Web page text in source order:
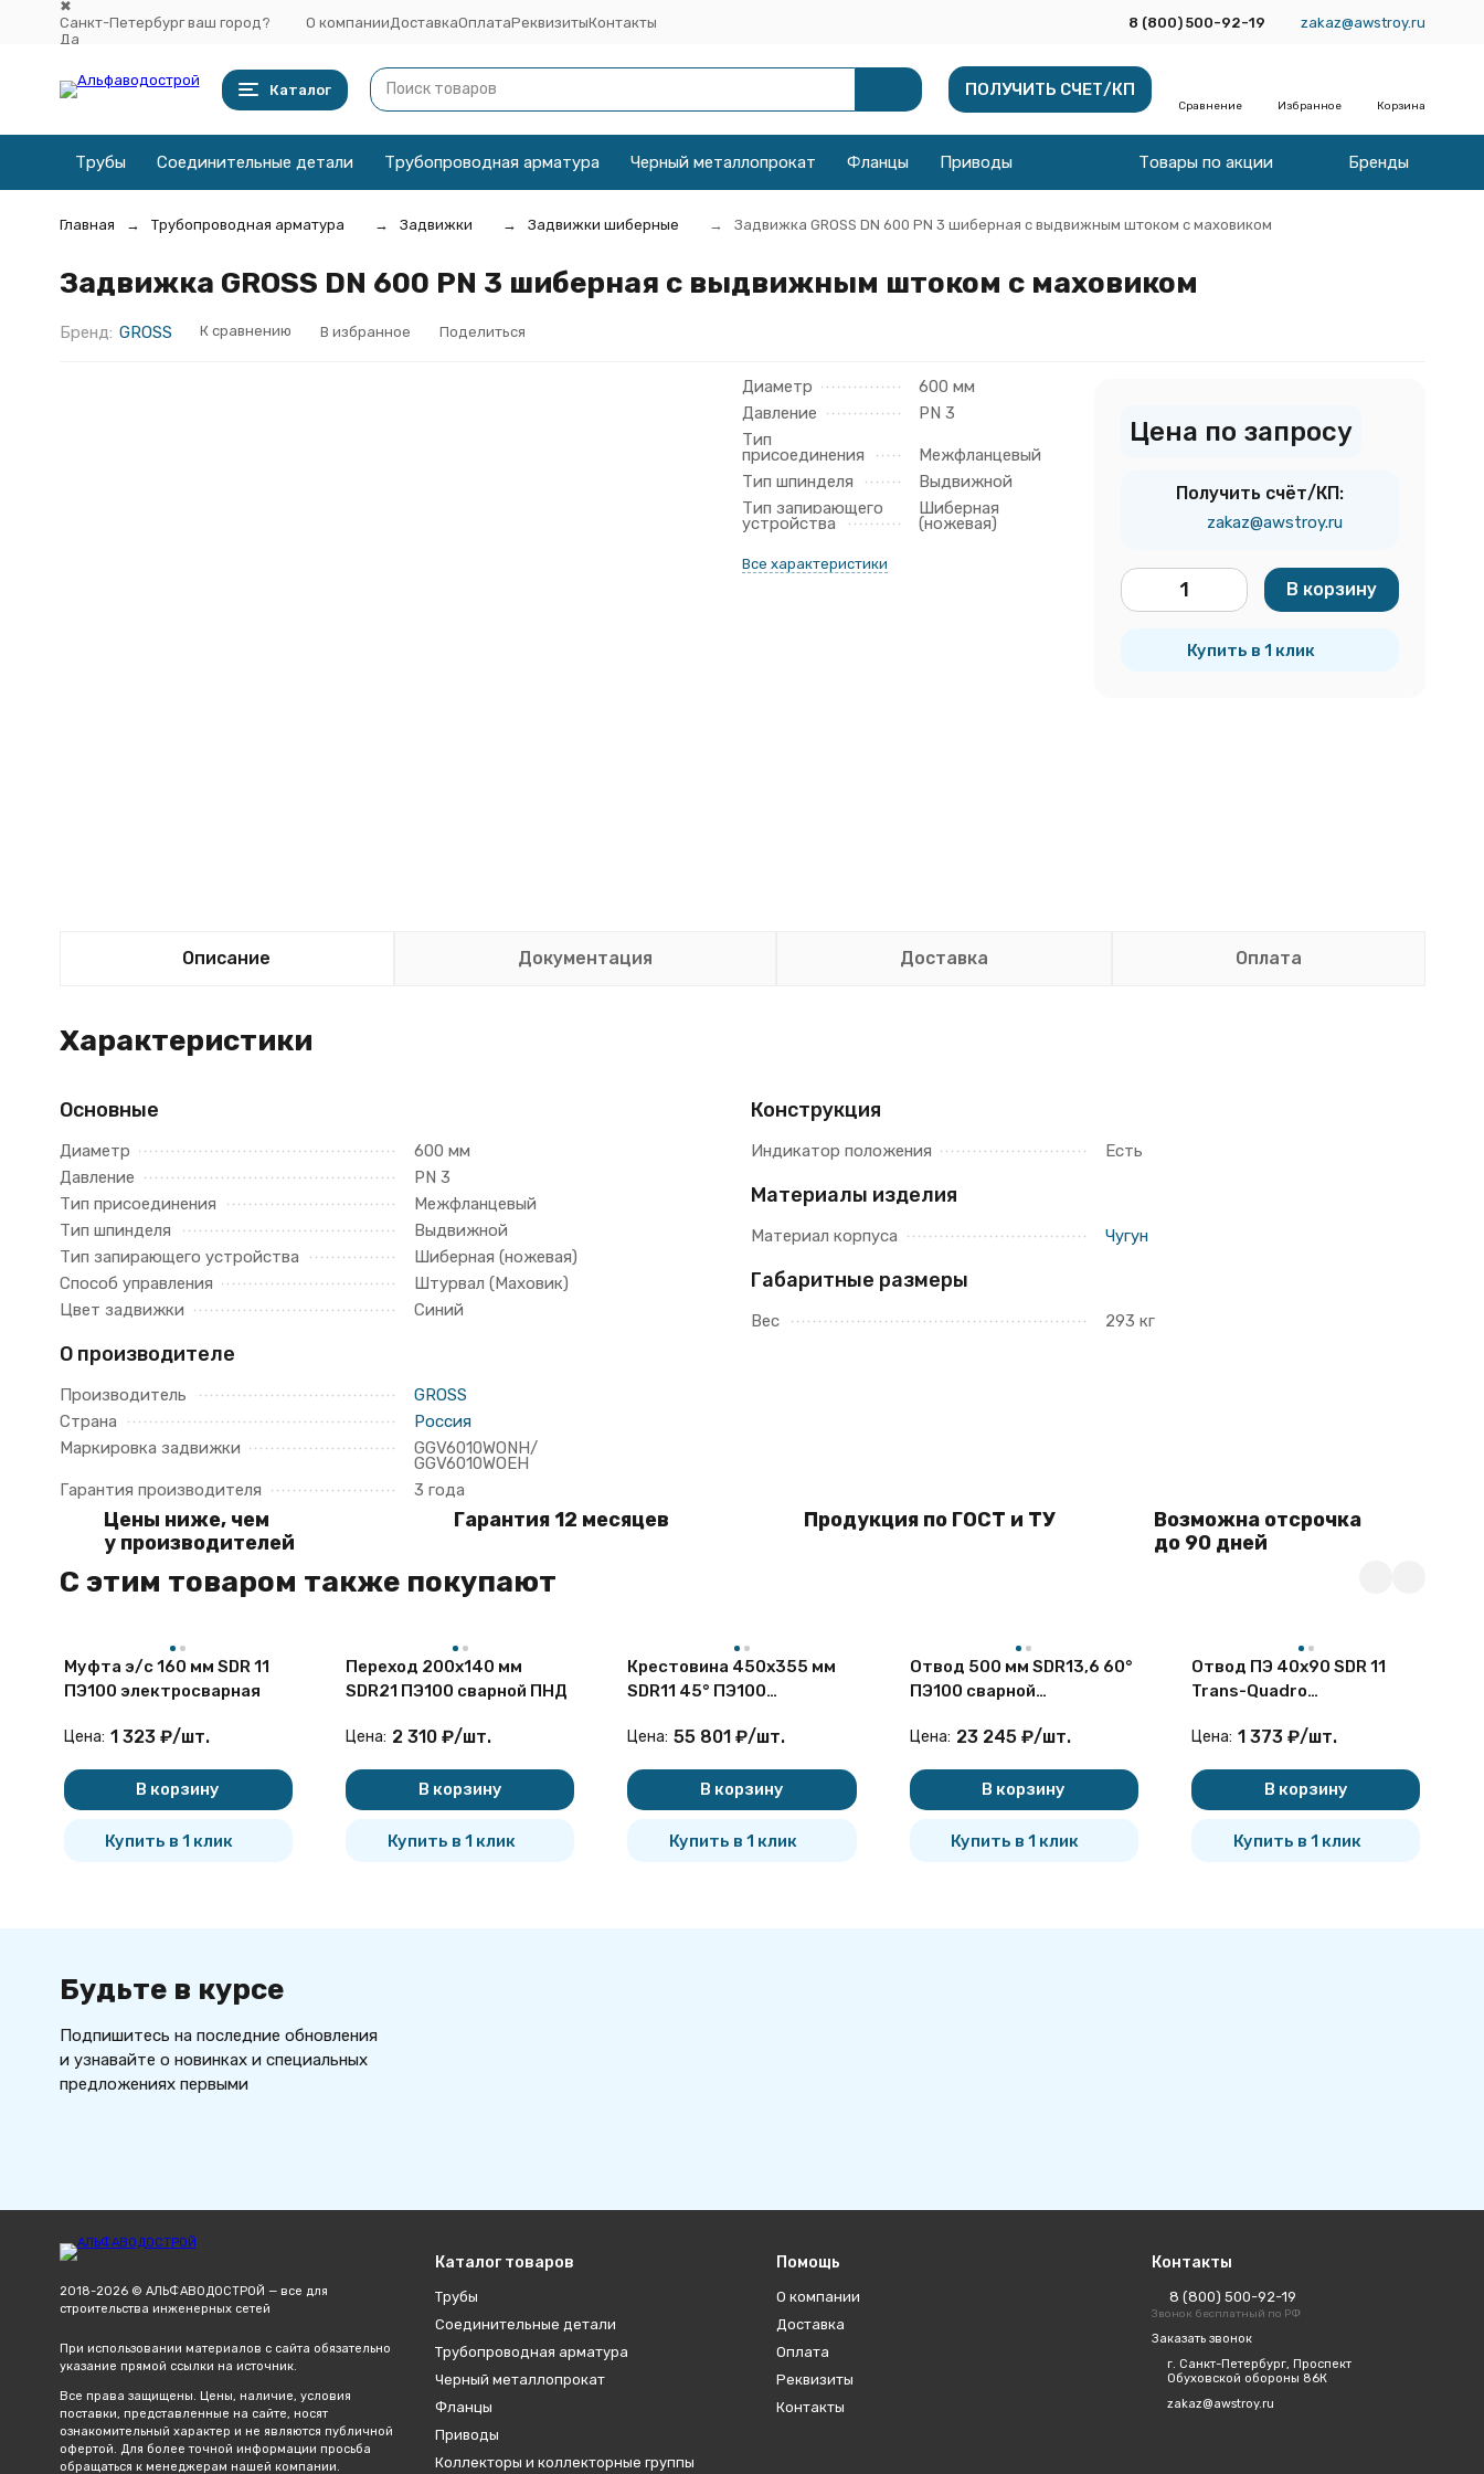
✖
Санкт-Петербург ваш город?
Да
О компании ДоставкаОплатаРеквизитыКонтакты 8 (800) 500-92-19 zakaz@awstroy.ru
Каталог ПОЛУЧИТЬ СЧЕТ/КП
Сравнение Избранное Корзина
Трубы Соединительные детали Трубопроводная арматура Черный металлопрокат Фланцы Приводы Товары по акции Бренды
Главная Трубопроводная арматура Задвижки Задвижки шиберные Задвижка GROSS DN 600 PN 3 шиберная с выдвижным штоком c маховиком
Задвижка GROSS DN 600 PN 3 шиберная с выдвижным штоком c маховиком
Бренд: GROSS К сравнению В избранное Поделиться
Диаметр
600 мм
Давление
PN 3
Тип
присоединения
Межфланцевый
Тип шпинделя
Выдвижной
Тип запирающего
устройства
Шиберная
(ножевая)
Все характеристики
Цена по запросу
Получить счёт/КП:
zakaz@awstroy.ru
В корзину
Купить в 1 клик
Описание Документация Доставка Оплата
Характеристики
Основные
Диаметр
600 мм
Давление
PN 3
Тип присоединения
Межфланцевый
Тип шпинделя
Выдвижной
Тип запирающего устройства
Шиберная (ножевая)
Способ управления
Штурвал (Маховик)
Цвет задвижки
Синий
О производителе
Производитель
GROSS
Страна
Россия
Маркировка задвижки
GGV6010WONH/
GGV6010WOEH
Гарантия производителя
3 года
Конструкция
Индикатор положения Есть
Материалы изделия
Материал корпуса Чугун
Габаритные размеры
Вес 293 кг
Цены ниже, чем
у производителей
Гарантия 12 месяцев Продукция по ГОСТ и ТУ
Возможна отсрочка
до 90 дней
C этим товаром также покупают
Муфта э/с 160 мм SDR 11
ПЭ100 электросварная
Цена: 1 323 ₽/шт.
В корзину
Купить в 1 клик
Переход 200х140 мм
SDR21 ПЭ100 сварной ПНД
Цена: 2 310 ₽/шт.
В корзину
Купить в 1 клик
Крестовина 450х355 мм
SDR11 45° ПЭ100
сварная сегментная ПНД
Цена: 55 801 ₽/шт.
В корзину
Купить в 1 клик
Отвод 500 мм SDR13,6 60°
ПЭ100 сварной
Цена: 23 245 ₽/шт.
В корзину
Купить в 1 клик
Отвод ПЭ 40x90 SDR 11
Trans-Quadro
Цена: 1 373 ₽/шт.
В корзину
Купить в 1 клик
Будьте в курсе
Подпишитесь на последние обновления
и узнавайте о новинках и специальных
предложениях первыми
2018-2026 © АЛЬФАВОДОСТРОЙ — все для
строительства инженерных сетей
При использовании материалов с сайта обязательно
указание прямой ссылки на источник.
Все права защищены. Цены, наличие, условия
поставки, представленные на сайте, носят
ознакомительный характер и не являются публичной
офертой. Для более точной информации просьба
обращаться к менеджерам нашей компании.
Каталог товаров
Трубы
Соединительные детали
Трубопроводная арматура
Черный металлопрокат
Фланцы
Приводы
Коллекторы и коллекторные группы
Помощь
О компании
Доставка
Оплата
Реквизиты
Контакты
Контакты
8 (800) 500-92-19
Звонок бесплатный по РФ
Заказать звонок
г. Санкт-Петербург, Проспект
Обуховской обороны 86К
zakaz@awstroy.ru